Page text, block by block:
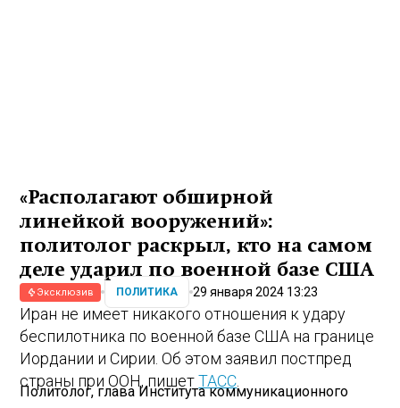
«Располагают обширной
линейкой вооружений»:
политолог раскрыл, кто на самом
деле ударил по военной базе США
Эксклюзив ПОЛИТИКА 29 января 2024 13:23
Иран не имеет никакого отношения к удару
беспилотника по военной базе США на границе
Иордании и Сирии. Об этом заявил постпред
страны при ООН, пишетТАСС
Политолог, глава Института коммуникационного